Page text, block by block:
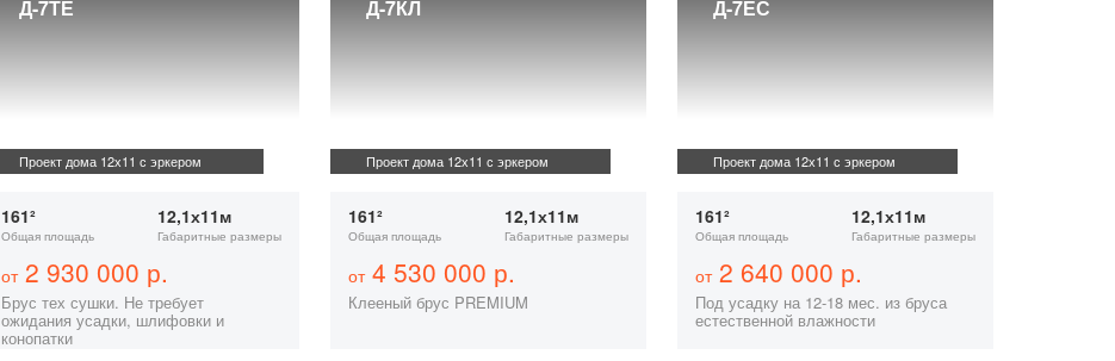
Д-7ТЕ
Проект дома 12х11 с эркером
161²
Общая площадь
12,1х11м
Габаритные размеры
от2 930 000 р.
Брус тех сушки. Не требует
ожидания усадки, шлифовки и
конопатки
Д-7КЛ
Проект дома 12х11 с эркером
161²
Общая площадь
12,1х11м
Габаритные размеры
от4 530 000 р.
Клееный брус PREMIUM
Д-7ЕС
Проект дома 12х11 с эркером
161²
Общая площадь
12,1х11м
Габаритные размеры
от2 640 000 р.
Под усадку на 12-18 мес. из бруса
естественной влажности